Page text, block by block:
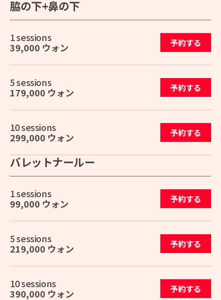
脇の下+鼻の下
1 sessions
39,000 ウォン
予約する
5 sessions
179,000 ウォン
予約する
10 sessions
299,000 ウォン
予約する
バレットナールー
1 sessions
99,000 ウォン
予約する
5 sessions
219,000 ウォン
予約する
10 sessions
390,000 ウォン
予約する